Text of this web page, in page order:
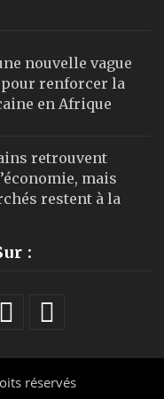
nouvelle vague
pour renforcer la
en Afrique
retrouvent
mais
restent à la
:
réservés